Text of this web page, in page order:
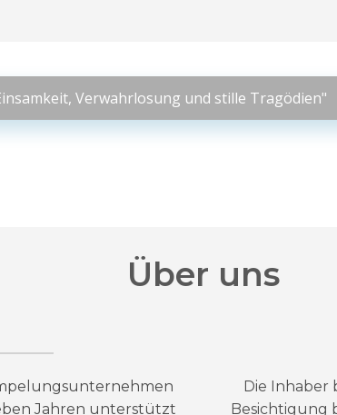
Verwahrlosung und stille Tragödien"
Über uns
Jahren unterstützt
Die Inhaber
Besichtigung